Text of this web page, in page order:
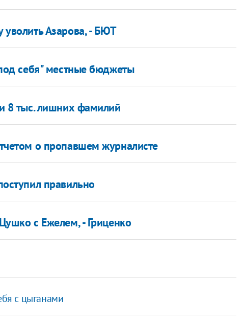
уволить Азарова, - БЮТ
себя" местные бюджеты
8 тыс. лишних фамилий
о пропавшем журналисте
правильно
с Ежелем, - Гриценко
с цыганами